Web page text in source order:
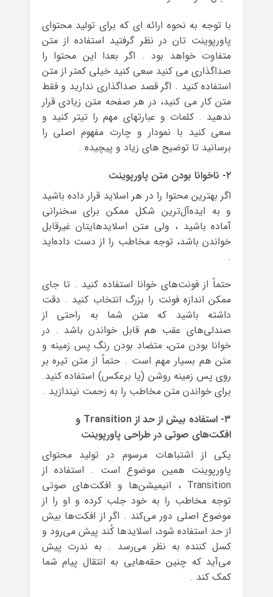
با توجه به نحوه ارائه ای که برای تولید محتوای
پاورپوینت تان در نظر گرفتید استفاده از متن
متفاوت خواهد بود . اگر بعدا این محتوا را
صداگذاری می کنید سعی کنید خیلی کمتر از متن
استفاده کنید . اگر قصد صداگذاری ندارید و فقط
متن کار می کنید، در هر صفحه متن زیادی قرار
ندهید . کلمات و عبارتهای مهم را تیتر کنید و
سعی کنید با نمودار و چارت مفهوم اصلی را
برسانید تا توضیح های زیاد و پیچیده .
۲- ناخوانا بودن متن پاورپوینت
اگر بهترین محتوا را در هر اسلاید قرار داده باشید
و به ایده‌آل‌ترین شکل ممکن برای سخنرانی
آماده باشید ، ولی متن اسلایدهایتان غیرقابل
خواندن باشد، توجه مخاطب را از دست داده‌اید
.
حتماً از فونت‌های خوانا استفاده کنید . تا جای
ممکن اندازه فونت را بزرگ انتخاب کنید . دقت
داشته باشید که متن شما به راحتی از
صندلی‌های عقب هم قابل خواندن باشد . در
خوانا بودن متن، متضاد بودن رنگ پس زمینه و
متن هم بسیار مهم است . حتماً از متن تیره بر
روی پس زمینه روشن (یا برعکس) استفاده کنید.
برای خواندن متن مخاطب را به زحمت نیندازید .
۳- استفاده بیش از حد از Transition و
افکت‌های صوتی در طراحی پاورپوینت
یکی از اشتباهات مرسوم در تولید محتوای
پاورپوینت همین موضوع است . استفاده از
Transition ، انیمیشن‌ها و افکت‌های صوتی
توجه مخاطب را به خود جلب کرده و او را از
موضوع اصلی دور می‌کند . اگر از افکت‌ها بیش
از حد استفاده شود، اسلایدها کُند پیش می‌رود و
کسل کننده به نظر می‌رسد . به ندرت پیش
می‌آید که چنین حقه‌هایی به انتقال پیام شما
کمک کند .